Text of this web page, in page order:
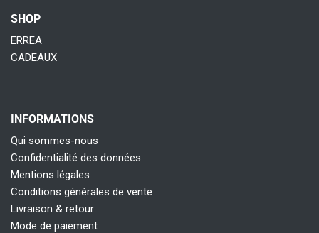
SHOP
ERREA
CADEAUX
INFORMATIONS
Qui sommes-nous
Confidentialité des données
Mentions légales
Conditions générales de vente
Livraison & retour
Mode de paiement